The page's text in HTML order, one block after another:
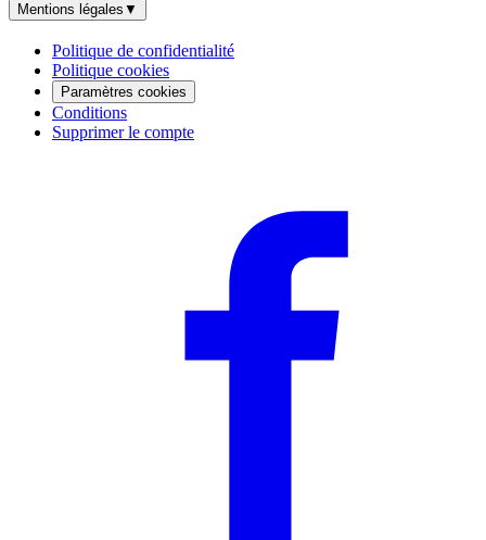
Mentions légales ▼
Politique de confidentialité
Politique cookies
Paramètres cookies
Conditions
Supprimer le compte